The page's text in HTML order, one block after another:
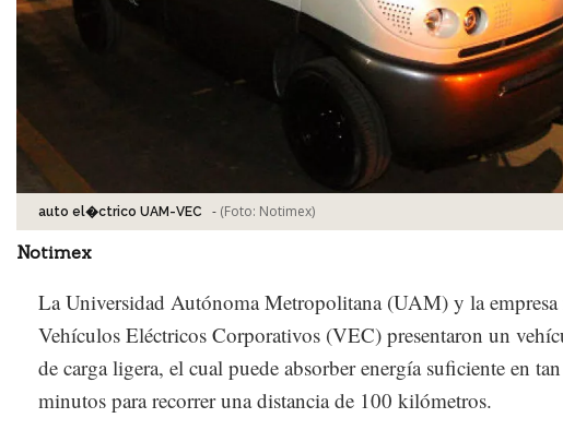
auto el�ctrico UAM-VEC - (Foto: Notimex)
Notimex
La Universidad Autónoma Metropolitana (UAM) y la empresa
Vehículos Eléctricos Corporativos (VEC) presentaron un
de carga ligera, el cual puede absorber energía suficiente en
minutos para recorrer una distancia de 100 kilómetros.